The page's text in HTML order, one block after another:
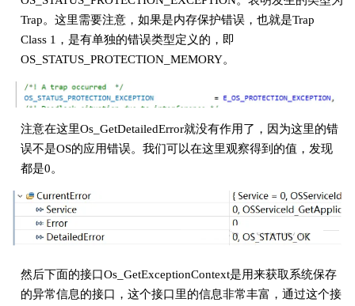
Trap。这里需要注意，如果是内存保护错误，也就是Trap
Class 1，是有单独的错误类型定义的，即
OS_STATUS_PROTECTION_MEMORY。
注意在这里Os_GetDetailedError就没有作用了，因为这里的错
误不是OS的应用错误。我们可以在这里观察得到的值，发现
都是0。
然后下面的接口Os_GetExceptionContext是用来获取系统保存
的异常信息的接口，这个接口里的信息非常丰富，通过这个接